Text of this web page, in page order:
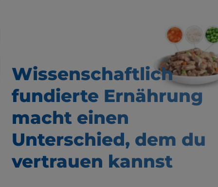
Wissenschaftlich
fundierte Ernährung
macht einen
Unterschied, dem du
vertrauen kannst